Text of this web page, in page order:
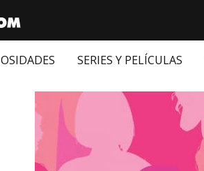
SERIES Y PELÍCULAS